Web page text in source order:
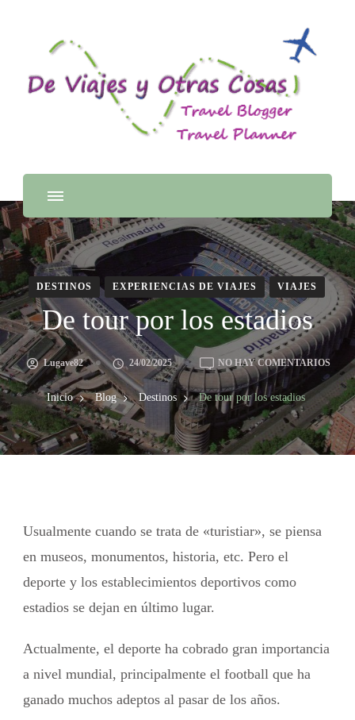
DESTINOS EXPERIENCIAS DE VIAJES VIAJES
De tour por los estadios
Lugave82 24/02/2025 NO HAY COMENTARIOS
Inicio Blog Destinos De tour por los estadios
Usualmente cuando se trata de «turistiar», se piensa
en museos, monumentos, historia, etc. Pero el
deporte y los establecimientos deportivos como
estadios se dejan en último lugar.
Actualmente, el deporte ha cobrado gran importancia
a nivel mundial, principalmente el football que ha
ganado muchos adeptos al pasar de los años.